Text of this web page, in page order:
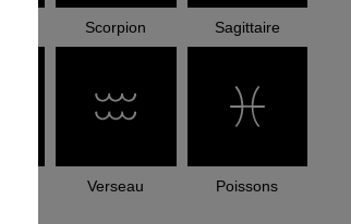
Scorpion Sagittaire
Verseau Poissons